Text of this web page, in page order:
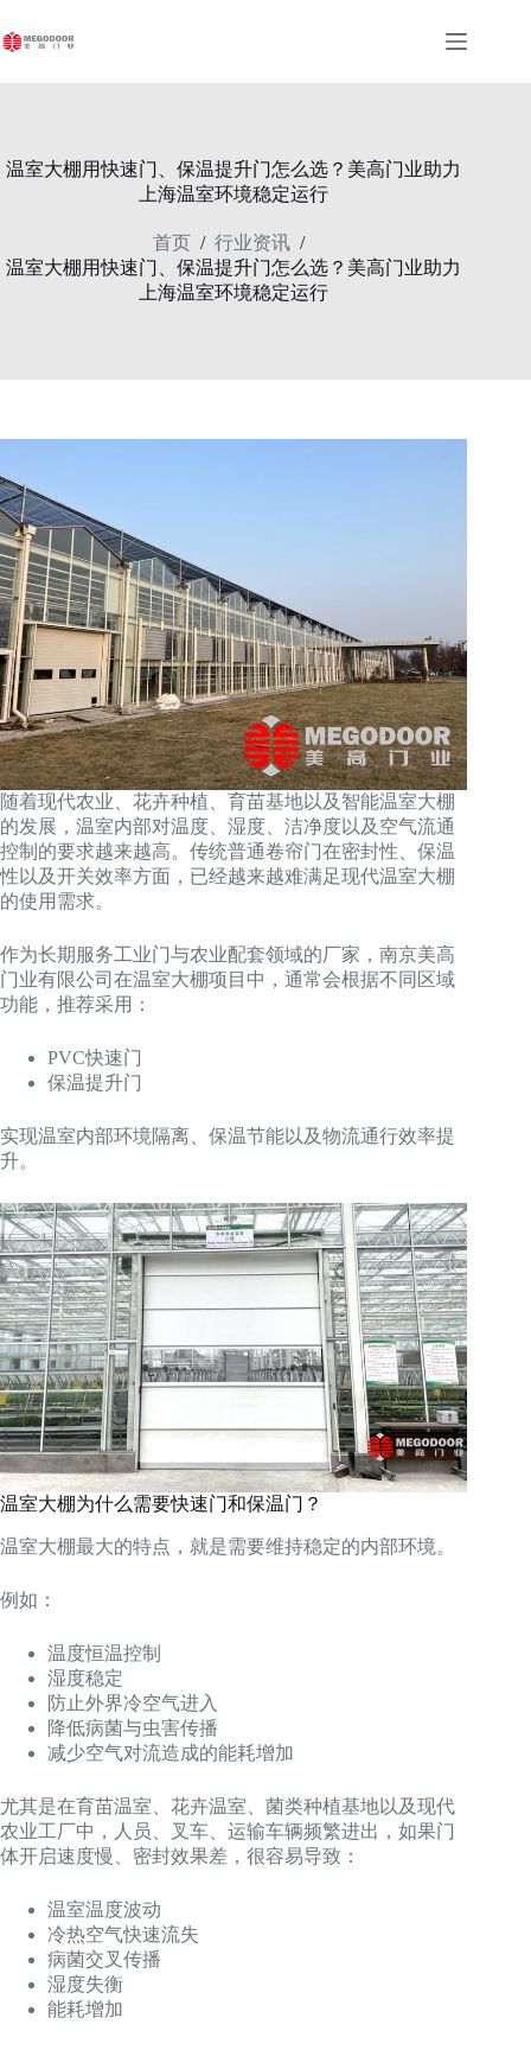
至
温室大棚用快速门、保温提升门怎么选？美高门业助力
上海温室环境稳定运行
首页 / 行业资讯 /
温室大棚用快速门、保温提升门怎么选？美高门业助力
上海温室环境稳定运行
随着现代农业、花卉种植、育苗基地以及智能温室大棚
的发展，温室内部对温度、湿度、洁净度以及空气流通
控制的要求越来越高。传统普通卷帘门在密封性、保温
性以及开关效率方面，已经越来越难满足现代温室大棚
的使用需求。
作为长期服务工业门与农业配套领域的厂家，南京美高
门业有限公司在温室大棚项目中，通常会根据不同区域
功能，推荐采用：
PVC快速门
保温提升门
实现温室内部环境隔离、保温节能以及物流通行效率提
升。
温室大棚为什么需要快速门和保温门？
温室大棚最大的特点，就是需要维持稳定的内部环境。
例如：
温度恒温控制
湿度稳定
防止外界冷空气进入
降低病菌与虫害传播
减少空气对流造成的能耗增加
尤其是在育苗温室、花卉温室、菌类种植基地以及现代
农业工厂中，人员、叉车、运输车辆频繁进出，如果门
体开启速度慢、密封效果差，很容易导致：
温室温度波动
冷热空气快速流失
病菌交叉传播
湿度失衡
能耗增加